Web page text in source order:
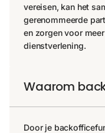
vereisen, kan het
gerenommeerde
en zorgen voor
dienstverlening.
Waarom
Door je